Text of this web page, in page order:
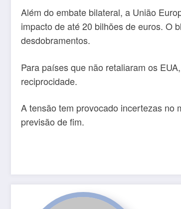
Além do embate bilateral, a União
impacto de até 20 bilhões de euros. O
desdobramentos.
Para países que não retaliaram os
reciprocidade.
A tensão tem provocado incertezas no
previsão de fim.